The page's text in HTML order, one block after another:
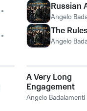
Russian
Angelo
The
Angelo
A Very Long
Engagement
Angelo Badalamenti